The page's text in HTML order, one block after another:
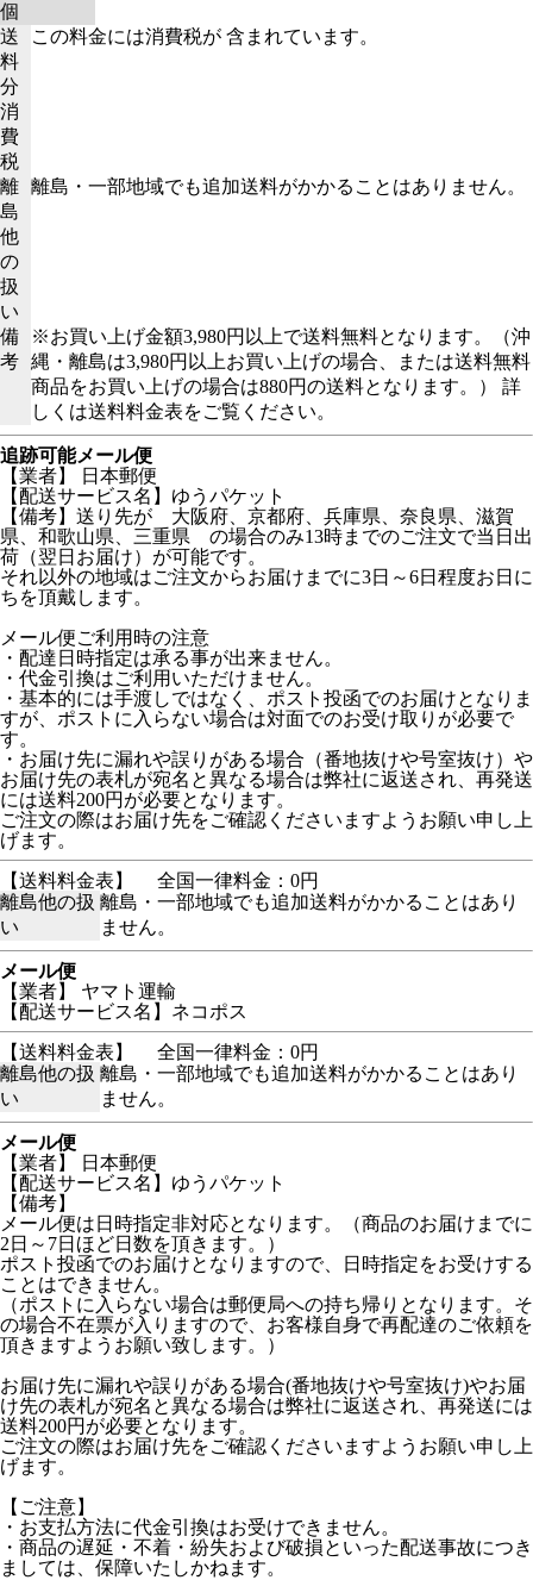
個
送
料
分
消
費
税
この料金には消費税が 含まれています。
離
島
他
の
扱
い
離島・一部地域でも追加送料がかかることはありません。
備
考
※お買い上げ金額3,980円以上で送料無料となります。（沖
縄・離島は3,980円以上お買い上げの場合、または送料無料
商品をお買い上げの場合は880円の送料となります。） 詳
しくは送料料金表をご覧ください。
追跡可能メール便
【業者】 日本郵便
【配送サービス名】ゆうパケット
【備考】送り先が 大阪府、京都府、兵庫県、奈良県、滋賀
県、和歌山県、三重県 の場合のみ13時までのご注文で当日出
荷（翌日お届け）が可能です。
それ以外の地域はご注文からお届けまでに3日～6日程度お日に
ちを頂戴します。
メール便ご利用時の注意
・配達日時指定は承る事が出来ません。
・代金引換はご利用いただけません。
・基本的には手渡しではなく、ポスト投函でのお届けとなりま
すが、ポストに入らない場合は対面でのお受け取りが必要で
す。
・お届け先に漏れや誤りがある場合（番地抜けや号室抜け）や
お届け先の表札が宛名と異なる場合は弊社に返送され、再発送
には送料200円が必要となります。
ご注文の際はお届け先をご確認くださいますようお願い申し上
げます。
【送料料金表】
全国一律料金：0円
離島他の扱
い
離島・一部地域でも追加送料がかかることはあり
ません。
メール便
【業者】 ヤマト運輸
【配送サービス名】ネコポス
【送料料金表】
全国一律料金：0円
離島他の扱
い
離島・一部地域でも追加送料がかかることはあり
ません。
メール便
【業者】 日本郵便
【配送サービス名】ゆうパケット
【備考】
メール便は日時指定非対応となります。（商品のお届けまでに
2日～7日ほど日数を頂きます。）
ポスト投函でのお届けとなりますので、日時指定をお受けする
ことはできません。
（ポストに入らない場合は郵便局への持ち帰りとなります。そ
の場合不在票が入りますので、お客様自身で再配達のご依頼を
頂きますようお願い致します。）
お届け先に漏れや誤りがある場合(番地抜けや号室抜け)やお届
け先の表札が宛名と異なる場合は弊社に返送され、再発送には
送料200円が必要となります。
ご注文の際はお届け先をご確認くださいますようお願い申し上
げます。
【ご注意】
・お支払方法に代金引換はお受けできません。
・商品の遅延・不着・紛失および破損といった配送事故につき
ましては、保障いたしかねます。